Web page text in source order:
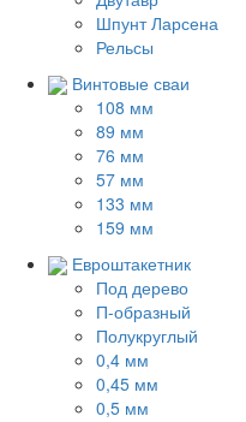
Шпунт Ларсена
Рельсы
Винтовые сваи
108 мм
89 мм
76 мм
57 мм
133 мм
159 мм
Евроштакетник
Под дерево
П-образный
Полукруглый
0,4 мм
0,45 мм
0,5 мм